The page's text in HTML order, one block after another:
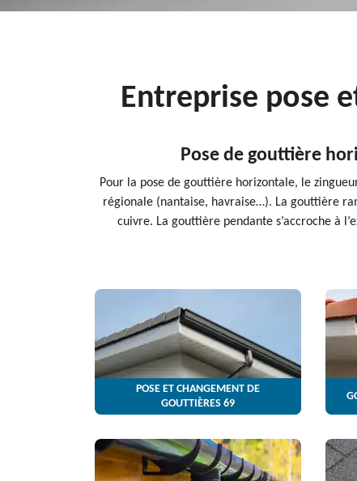
Entreprise pose
Pose de gouttière
Pour la pose de gouttière horizontale, le
régionale (nantaise, havraise…). La gouttière
cuivre. La gouttière pendante s’accroche à
POSE ET CHANGEMENT DE
GOUTTIÈRES 69